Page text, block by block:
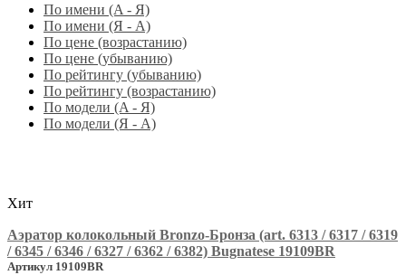
По имени (A - Я)
По имени (Я - A)
По цене (возрастанию)
По цене (убыванию)
По рейтингу (убыванию)
По рейтингу (возрастанию)
По модели (A - Я)
По модели (Я - A)
Хит
Аэратор колокольный Bronzo-Бронза (art. 6313 / 6317 / 6319
/ 6345 / 6346 / 6327 / 6362 / 6382) Bugnatese 19109BR
Артикул 19109BR